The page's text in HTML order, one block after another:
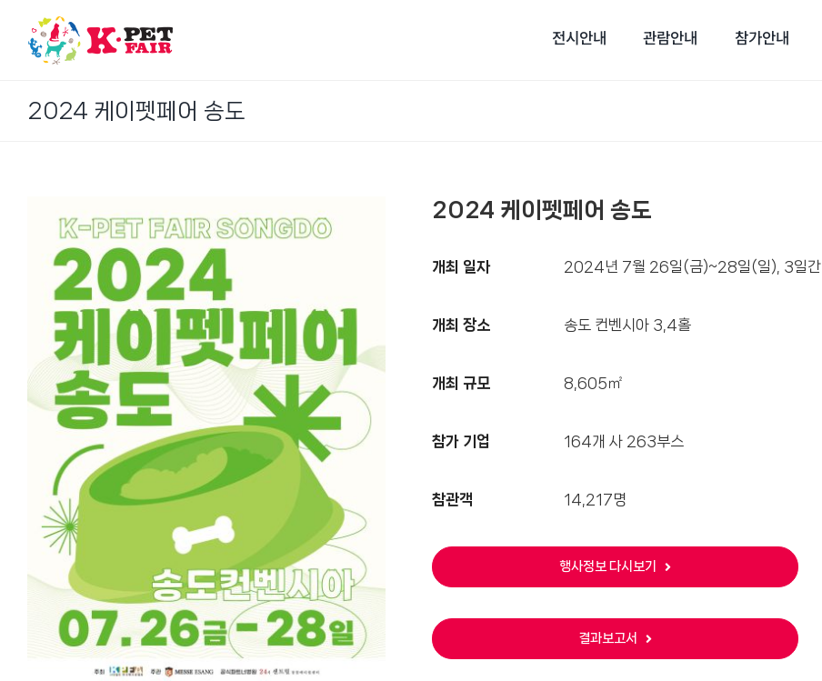
content
전시안내 관람안내 참가안내
2024 케이펫페어 송도
2024 케이펫페어 송도
개최 일자 2024년 7월 26일(금)~28일(일), 3일간
개최 장소 송도 컨벤시아 3,4홀
개최 규모 8,605㎡
참가 기업 164개 사 263부스
참관객 14,217명
행사정보 다시보기
결과보고서